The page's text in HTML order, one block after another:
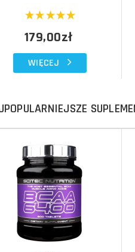
179,00zł
WIĘCEJ